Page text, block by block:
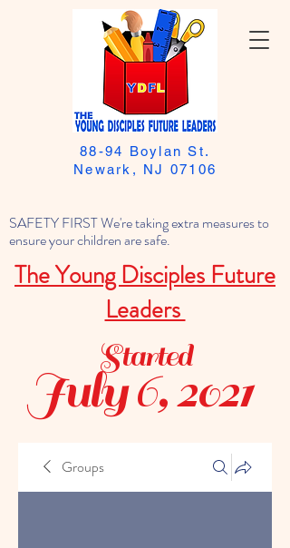
SAFETY FIRST We're taking extra measures to
ensure your children are safe.
The Young Disciples Future
Leaders
88-94 Boylan St.
Newark, NJ 07106
July 6, 2021
Started
Groups